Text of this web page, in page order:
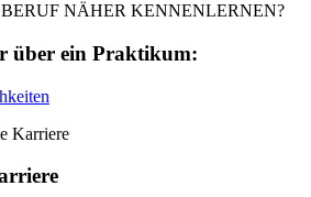
NÄHER KENNENLERNEN?
über ein Praktikum: